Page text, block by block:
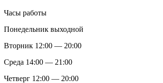
Часы работы
Понедельник выходной
Вторник 12:00 — 20:00
Среда 14:00 — 21:00
Четверг 12:00 — 20:00